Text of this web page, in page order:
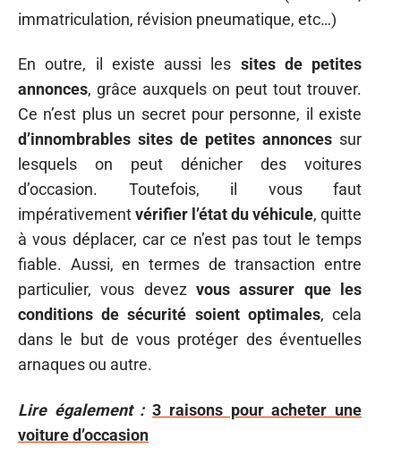
immatriculation, révision pneumatique, etc…)
En outre, il existe aussi les sites de petites
annonces, grâce auxquels on peut tout trouver.
Ce n’est plus un secret pour personne, il existe
d’innombrables sites de petites annonces sur
lesquels on peut dénicher des voitures
d’occasion. Toutefois, il vous faut
impérativementvérifier l’état du véhicule, quitte
à vous déplacer, car ce n’est pas tout le temps
fiable. Aussi, en termes de transaction entre
particulier, vous devez vous assurer que les
conditions de sécurité soient optimales, cela
dans le but de vous protéger des éventuelles
arnaques ou autre.
Lire également : 3 raisons pour acheter une
voiture d’occasion